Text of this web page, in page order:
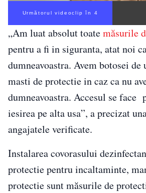
Următorul videoclip în 3
„Am luat absolut toatemăsurile
pentru a fi in siguranta, atat noi
dumneavoastra. Avem botosei
masti de protectie in caz ca nu
dumneavoastra. Accesul se face
iesirea pe alta usa”, a precizat
angajatele verificate.
Instalarea covorasului
protectie pentru incaltaminte,
protectie sunt măsurile de